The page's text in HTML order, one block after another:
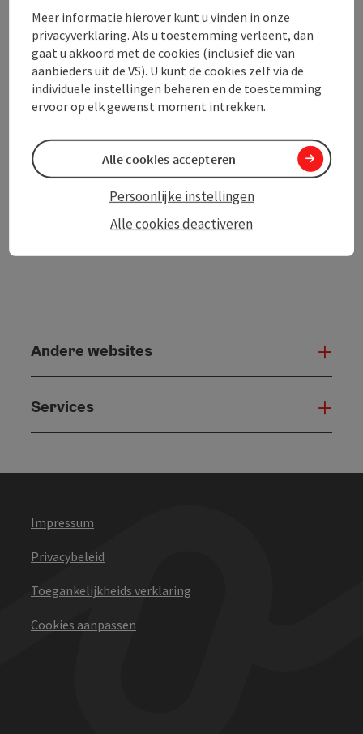
PDF aanmaken
Bijdrage printen
In de buurt
powered by TOURDATA
Andere websites
Services
Impressum
Privacybeleid
Toegankelijkheids verklaring
Cookies aanpassen
Meer informatie hierover kunt u vinden in onze
privacyverklaring. Als u toestemming verleent, dan
gaat u akkoord met de cookies (inclusief die van
aanbieders uit de VS). U kunt de cookies zelf via de
individuele instellingen beheren en de toestemming
ervoor op elk gewenst moment intrekken.
Alle cookies deactiveren
Persoonlijke instellingen
Alle cookies accepteren